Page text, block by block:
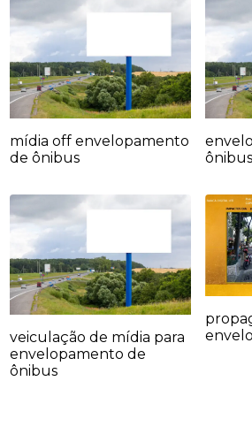
mídia off envelopamento
de ônibus
veiculação de mídia para
envelopamento de
ônibus